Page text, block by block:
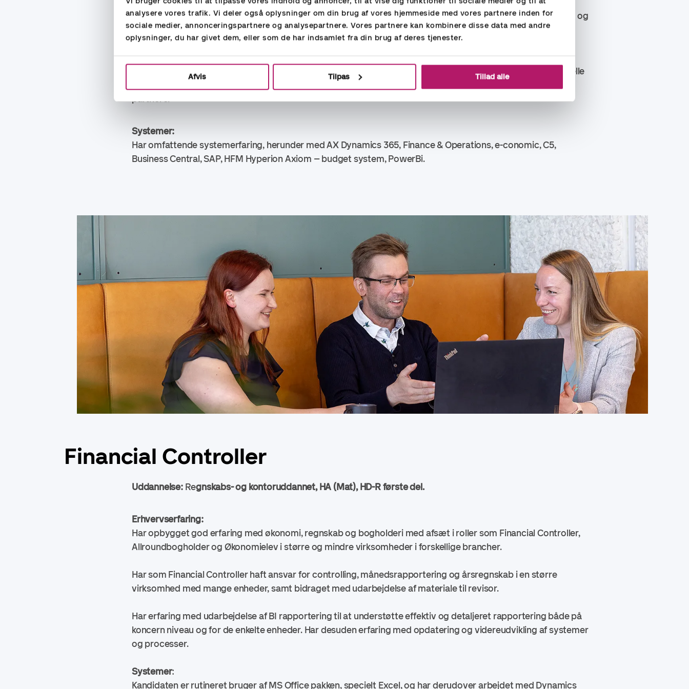
analysere vores trafik. Vi deler også oplysninger om din brug af vores hjemmeside med vores partnere inden for
sociale medier, annonceringspartnere og analysepartnere. Vores partnere kan kombinere disse data med andre
oplysninger, du har givet dem, eller som de har indsamlet fra din brug af deres tjenester.
Afvis Tilpas Tillad alle
Erfaringen dækker måneds-, kvartals- og årsrapportering (IFRS). Konsolidering, inter-company afstemninger og
assistance til udenlandske datterselskaber omkring regnskabsmæssige problemstillinger. Budgettering og
forecasting. Deltagelse i carve-out proces. Implementering af Power BI.
Implementering af virksomhedsopkøb. Implementering af budgetsystem. Har desuden erfaring med finansielle
partnere.
Systemer:
Har omfattende systemerfaring, herunder med AX Dynamics 365, Finance & Operations, e-conomic, C5,
Business Central, SAP, HFM Hyperion Axiom – budget system, PowerBi.
Financial Controller
Uddannelse: Regnskabs- og kontoruddannet, HA (Mat), HD-R første del.
Erhvervserfaring:
Har opbygget god erfaring med økonomi, regnskab og bogholderi med afsæt i roller som Financial Controller,
Allroundbogholder og Økonomielev i større og mindre virksomheder i forskellige brancher.
Har som Financial Controller haft ansvar for controlling, månedsrapportering og årsregnskab i en større
virksomhed med mange enheder, samt bidraget med udarbejdelse af materiale til revisor.
Har erfaring med udarbejdelse af BI rapportering til at understøtte effektiv og detaljeret rapportering både på
koncern niveau og for de enkelte enheder. Har desuden erfaring med opdatering og videreudvikling af systemer
og processer.
Systemer:
Kandidaten er rutineret bruger af MS Office pakken, specielt Excel, og har derudover arbejdet med Dynamics